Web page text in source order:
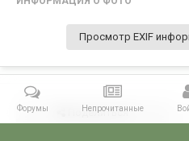
Просмотр EXIF
Поделиться
Форумы Непрочитанные